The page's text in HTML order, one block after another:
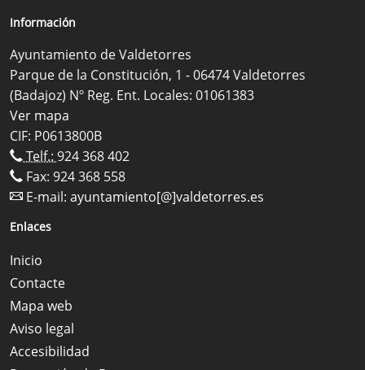
Información
Ayuntamiento de Valdetorres
Parque de la Constitución, 1 - 06474 Valdetorres
(Badajoz) Nº Reg. Ent. Locales: 01061383
Ver mapa
CIF: P0613800B
Telf.: 924 368 402
Fax: 924 368 558
E-mail: ayuntamiento[@]valdetorres.es
Enlaces
Inicio
Contacte
Mapa web
Aviso legal
Accesibilidad